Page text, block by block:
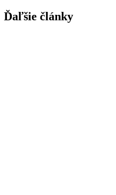
Ďaľšie články